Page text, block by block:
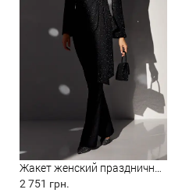
Жакет женский праздничный че...
2 751 грн.